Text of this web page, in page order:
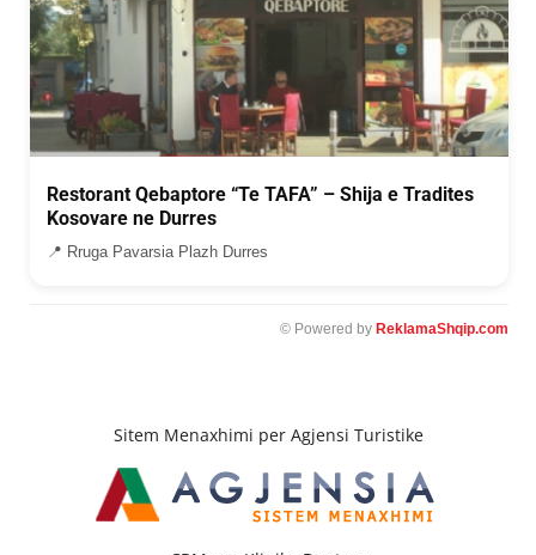
Restorant Qebaptore “Te TAFA” – Shija e Tradites
Kosovare ne Durres
📍 Rruga Pavarsia Plazh Durres
© Powered by ReklamaShqip.com
Sitem Menaxhimi per Agjensi Turistike